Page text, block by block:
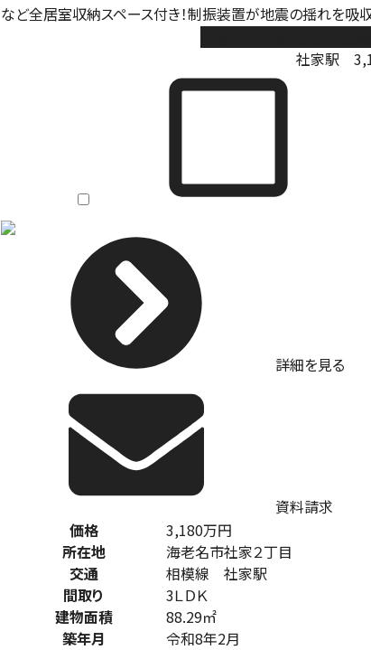
など全居室収納スペース付き！制振装置が地震の揺れを吸
社家駅
詳細を見る
資料請求
価格
3,180万円
所在地
海老名市社家２丁目
交通
相模線 社家駅
間取り
3ＬＤＫ
建物面積
88.29㎡
築年月
令和8年2月